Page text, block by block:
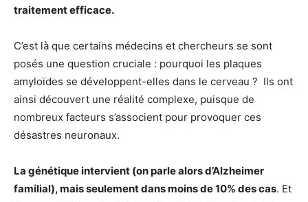
traitement efficace.
C’est là que certains médecins et chercheurs se sont
posés une question cruciale : pourquoi les plaques
amyloïdes se développent-elles dans le cerveau ? Ils ont
ainsi découvert une réalité complexe, puisque de
nombreux facteurs s’associent pour provoquer ces
désastres neuronaux.
La génétique intervient (on parle alors d’Alzheimer
familial), mais seulement dans moins de 10% des cas. Et